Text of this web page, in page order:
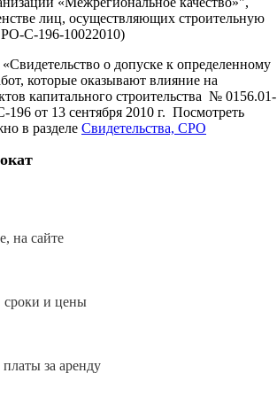
лиц, осуществляющих строительную
С-196-10022010)
о допуске к определенному
которые оказывают влияние на
капитального строительства № 0156.01-
196 от 13 сентября 2010 г. Посмотреть
в разделе Свидетельства, СРО
на сайте
сроки и цены
за аренду